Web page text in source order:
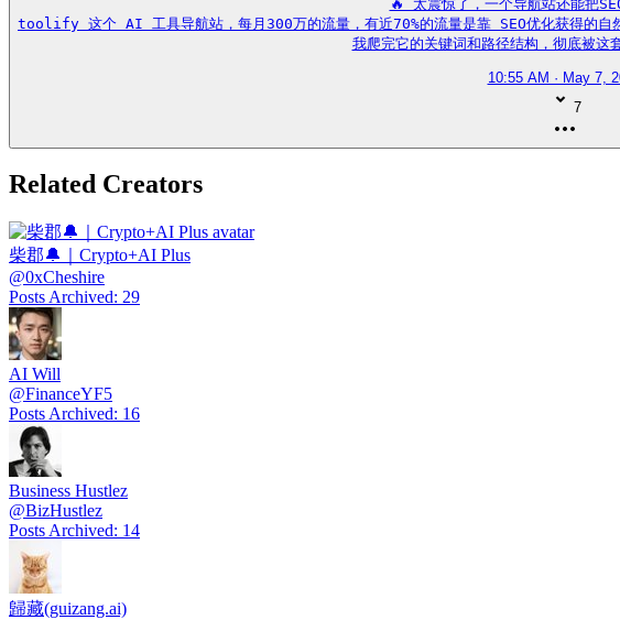
🔥 太震惊了，一个导航站还能把
toolify 这个 AI 工具导航站，每月300万的流量，有近70%的流量是靠 SEO优化获得的自然
我爬完它的关键词和路径结构，彻底被
10:55 AM · May 7,
7
Related Creators
柴郡🔔｜Crypto+AI Plus
@0xCheshire
Posts Archived: 29
AI Will
@FinanceYF5
Posts Archived: 16
Business Hustlez
@BizHustlez
Posts Archived: 14
歸藏(guizang.ai)